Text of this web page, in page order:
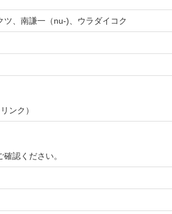
ツ、南謙一（nu-)、ウラダイコク
ンク）
認ください。